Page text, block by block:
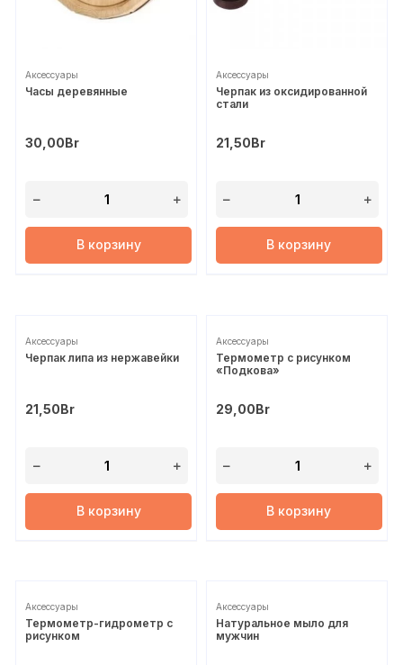
Аксессуары
Часы деревянные
30,00Br
В корзину
Аксессуары
Черпак из оксидированной
стали
21,50Br
В корзину
Аксессуары
Черпак липа из нержавейки
21,50Br
В корзину
Аксессуары
Термометр с рисунком
«Подкова»
29,00Br
В корзину
Аксессуары
Термометр-гидрометр с
рисунком
Аксессуары
Натуральное мыло для
мужчин